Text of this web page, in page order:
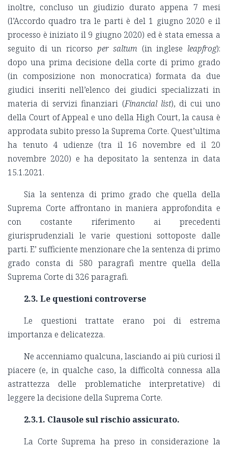
inoltre, concluso un giudizio durato appena 7 mesi
(l’Accordo quadro tra le parti è del 1 giugno 2020 e il
processo è iniziato il 9 giugno 2020) ed è stata emessa a
seguito di un ricorso per saltum (in inglese leapfrog):
dopo una prima decisione della corte di primo grado
(in composizione non monocratica) formata da due
giudici inseriti nell’elenco dei giudici specializzati in
materia di servizi finanziari (Financial list), di cui uno
della Court of Appeal e uno della High Court, la causa è
approdata subito presso la Suprema Corte. Quest’ultima
ha tenuto 4 udienze (tra il 16 novembre ed il 20
novembre 2020) e ha depositato la sentenza in data
15.1.2021.
Sia la sentenza di primo grado che quella della
Suprema Corte affrontano in maniera approfondita e
con costante riferimento ai precedenti
giurisprudenziali le varie questioni sottoposte dalle
parti. E’ sufficiente menzionare che la sentenza di primo
grado consta di 580 paragrafi mentre quella della
Suprema Corte di 326 paragrafi.
2.3. Le questioni controverse
Le questioni trattate erano poi di estrema
importanza e delicatezza.
Ne accenniamo qualcuna, lasciando ai più curiosi il
piacere (e, in qualche caso, la difficoltà connessa alla
astrattezza delle problematiche interpretative) di
leggere la decisione della Suprema Corte.
2.3.1. Clausole sul rischio assicurato.
La Corte Suprema ha preso in considerazione la